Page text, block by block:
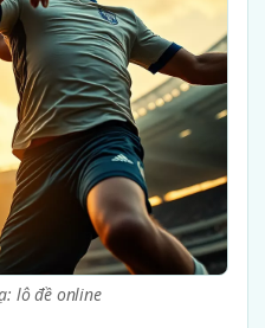
lô đề online